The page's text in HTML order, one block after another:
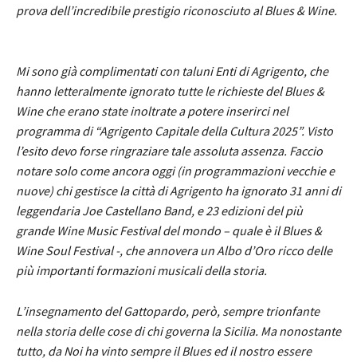
prova dell’incredibile prestigio riconosciuto al Blues & Wine.
Mi sono già complimentati con taluni Enti di Agrigento, che
hanno letteralmente ignorato tutte le richieste del Blues &
Wine che erano state inoltrate a potere inserirci nel
programma di “Agrigento Capitale della Cultura 2025”. Visto
l’esito devo forse ringraziare tale assoluta assenza. Faccio
notare solo come ancora oggi (in programmazioni vecchie e
nuove) chi gestisce la città di Agrigento ha ignorato 31 anni di
leggendaria Joe Castellano Band, e 23 edizioni del più
grande Wine Music Festival del mondo – quale è il Blues &
Wine Soul Festival -, che annovera un Albo d’Oro ricco delle
più importanti formazioni musicali della storia.
L’insegnamento del Gattopardo, però, sempre trionfante
nella storia delle cose di chi governa la Sicilia. Ma nonostante
tutto, da Noi ha vinto sempre il Blues ed il nostro essere